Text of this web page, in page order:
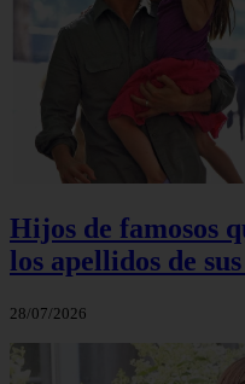
Hijos de famosos
los apellidos de
28/07/2026